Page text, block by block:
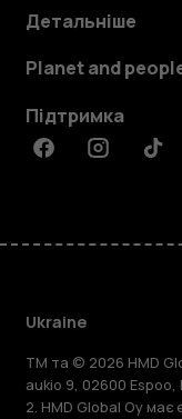
Детальніше
Planet and
Підтримка
FacebookInstagram
Ukraine
TM та © 2026 HMD
aukio 9, 02600 Espoo,
2. HMD Global Oy має